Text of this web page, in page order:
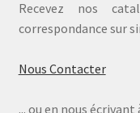
Recevez nos
correspondance sur
Nous Contacter
... ou en nous écrivant